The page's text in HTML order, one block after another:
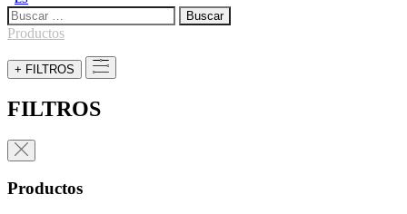
Buscar:
Productos
+ FILTROS
FILTROS
Productos